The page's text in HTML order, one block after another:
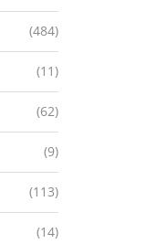
(484)
(11)
(62)
(9)
(113)
(14)